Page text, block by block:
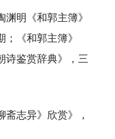
明《和郭主簿》
《和郭主簿》
诗鉴赏辞典》，三
志异》欣赏》，